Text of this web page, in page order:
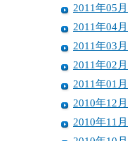
2011年05月
2011年04月
2011年03月
2011年02月
2011年01月
2010年12月
2010年11月